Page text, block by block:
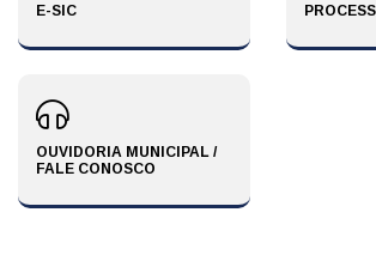
E-SIC
OUVIDORIA MUNICIPAL /
FALE CONOSCO